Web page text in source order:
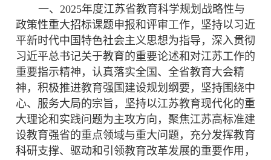
一、 2025年度江苏省教育科学规划战略性与
政策性重大招标课题申报和评审工作，坚持以习近
平新时代中国特色社会主义思想为指导，深入贯彻
习近平总书记关于教育的重要论述和对江苏工作的
重要指示精神，认真落实全国、全省教育大会精
神，积极推进教育强国建设规划纲要，坚持围绕中
心、服务大局的宗旨，坚持以江苏教育现代化的重
大理论和实践问题为主攻方向，聚焦江苏高标准建
设教育强省的重点领域与重大问题，充分发挥教育
科研支撑、驱动和引领教育改革发展的重要作用，